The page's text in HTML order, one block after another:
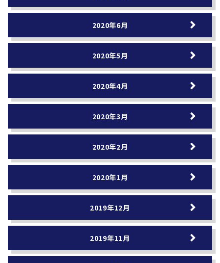
2020年6月
2020年5月
2020年4月
2020年3月
2020年2月
2020年1月
2019年12月
2019年11月